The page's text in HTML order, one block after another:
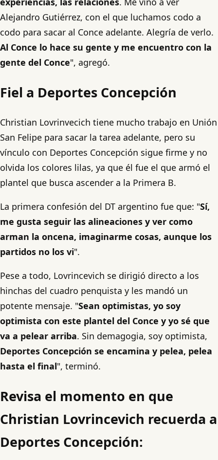
Alejandro Gutiérrez, con el que luchamos codo a
codo para sacar al Conce adelante. Alegría de verlo.
Al Conce lo hace su gente y me encuentro con la
gente del Conce", agregó.
Fiel a Deportes Concepción
Christian Lovrinvecich tiene mucho trabajo en Unión
San Felipe para sacar la tarea adelante, pero su
vínculo con Deportes Concepción sigue firme y no
olvida los colores lilas, ya que él fue el que armó el
plantel que busca ascender a la Primera B.
La primera confesión del DT argentino fue que: "Sí,
me gusta seguir las alineaciones y ver como
arman la oncena, imaginarme cosas, aunque los
partidos no los vi".
Pese a todo, Lovrincevich se dirigió directo a los
hinchas del cuadro penquista y les mandó un
potente mensaje. "Sean optimistas, yo soy
optimista con este plantel del Conce y yo sé que
va a pelear arriba. Sin demagogia, soy optimista,
Deportes Concepción se encamina y pelea, pelea
hasta el final", terminó.
Revisa el momento en que
Christian Lovrincevich recuerda a
Deportes Concepción: